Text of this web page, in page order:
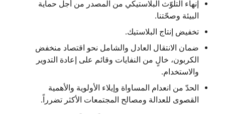
إنهاء التلوّث البلاستيكي من المصدر من أجل حماية
البيئة وصحّتنا.
تخفيض إنتاج البلاستيك.
ضمان الانتقال العادل والشامل نحو اقتصاد منخفض
الكربون، خالٍ من النفايات وقائم على إعادة التدوير
والاستخدام.
الحدّ من انعدام المساواة وإيلاء الأولوية والأهمية
القصوى للعدالة ومصالح المجتمعات الأكثر تضرراً.